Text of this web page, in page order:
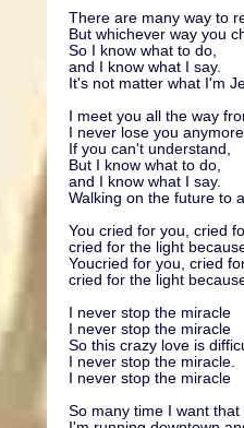
There are many way to
But whichever way you
So I know what to do,
and I know what I say.
It's not matter what I'm
I meet you all the way
I never lose you
If you can't understand,
But I know what to do,
and I know what I say.
Walking on the future to
You cried for you, cried
cried for the light
Youcried for you, cried
cried for the light
I never stop the miracle
I never stop the miracle
So this crazy love is
I never stop the miracle.
I never stop the miracle
So many time I want that